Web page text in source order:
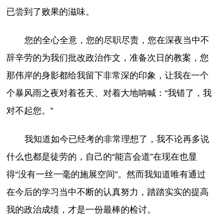
已尝到了败果的滋味。
您的全心全意，您的尽职尽责，您在深夜当中不
辞辛劳的为我们批改政治作文，准备次日的教案，您
那伟岸的身影都给我留下非常深的印象，让我在一个
个暴风雨之夜对着苍天、对着大地呐喊：“我错了，我
对不起您。”
我知道如今已经考的非常理想了，我不论再多说
什么也都是徒劳的，自己的“能言会道”在现在也显
得“没有一丝一毫的施展空间”。然而我知道唯有通过
在今后的学习当中不断的认真努力，踏踏实实的提高
我的政治成绩，才是一份最棒的检讨。